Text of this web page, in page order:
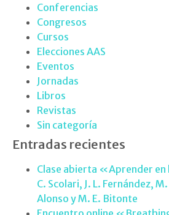
Conferencias
Congresos
Cursos
Elecciones AAS
Eventos
Jornadas
Libros
Revistas
Sin categoría
Entradas recientes
Clase abierta «Aprender
C. Scolari, J. L. Fernández,
Alonso y M. E. Bitonte